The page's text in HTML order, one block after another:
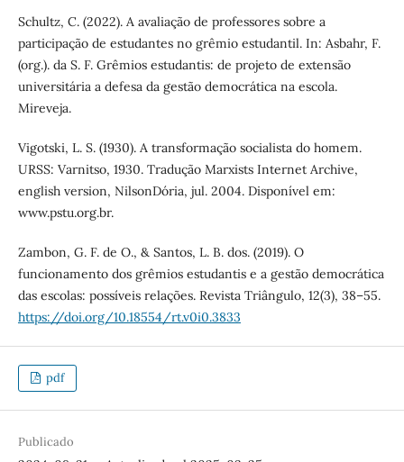
Schultz, C. (2022). A avaliação de professores sobre a
participação de estudantes no grêmio estudantil. In: Asbahr, F.
(org.). da S. F. Grêmios estudantis: de projeto de extensão
universitária a defesa da gestão democrática na escola.
Mireveja.
Vigotski, L. S. (1930). A transformação socialista do homem.
URSS: Varnitso, 1930. Tradução Marxists Internet Archive,
english version, NilsonDória, jul. 2004. Disponível em:
www.pstu.org.br.
Zambon, G. F. de O., & Santos, L. B. dos. (2019). O
funcionamento dos grêmios estudantis e a gestão democrática
das escolas: possíveis relações. Revista Triângulo, 12(3), 38–55.
https://doi.org/10.18554/rt.v0i0.3833
pdf
Publicado